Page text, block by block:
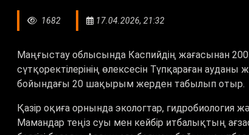
1682 17.04.2026, 21:32
Маңғыстау облысында Каспийдің жағасынан
сүтқоректілерінің өлексесін Түпқараған
бойындағы 20 шақырым жерден табылып отыр.
Қазір оқиға орнында экологтар, гидробиология
Мамандар теңіз суы мен кейбір итбалықтың